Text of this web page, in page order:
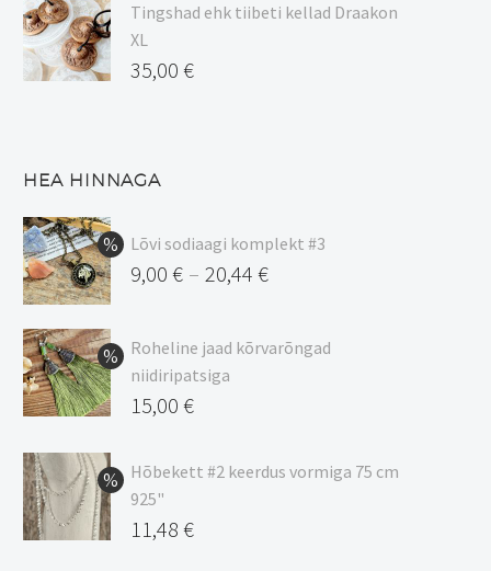
Tingshad ehk tiibeti kellad Draakon
XL
35,00 €
HEA HINNAGA
Lõvi sodiaagi komplekt #3
9,00 € – 20,44 €
9,00 €
kuni
20,44 €
Roheline jaad kõrvarõngad
niidiripatsiga
Algne
oli:
17,00 €.
15,00 €
hind
on:
15,00 €.
Hõbekett #2 keerdus vormiga 75 cm
925"
Algne
11,48 €